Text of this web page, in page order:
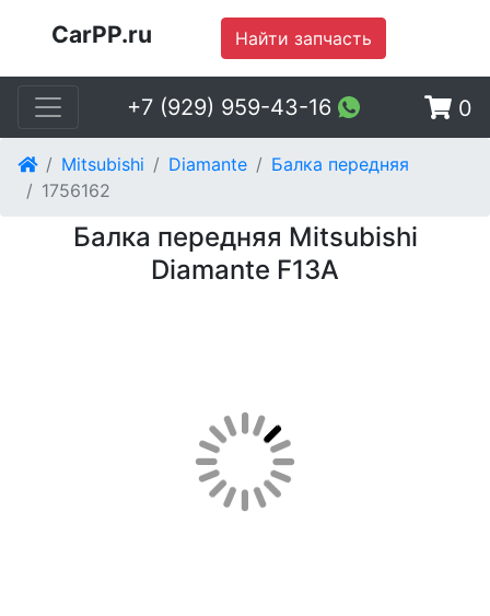
CarPP.ru Найти запчасть
+7 (929) 959-43-16 0
Mitsubishi Diamante
Балка передняя
1756162
Балка передняя Mitsubishi
Diamante F13A